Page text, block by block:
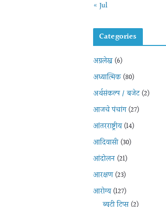
« Jul
Categories
अग्रलेख(6)
अध्यात्मिक(80)
अर्थसंकल्प / बजेट(2)
आजचे पंचांग(27)
आंतरराष्ट्रीय(14)
आदिवासी(30)
आंदोलन(21)
आरक्षण(23)
आरोग्य(127)